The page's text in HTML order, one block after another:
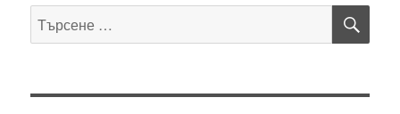
Търсене
за: